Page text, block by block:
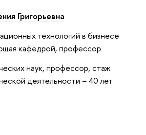
Григорьевна
технологий в бизнесе
кафедрой, профессор
наук, профессор, стаж
деятельности – 40 лет